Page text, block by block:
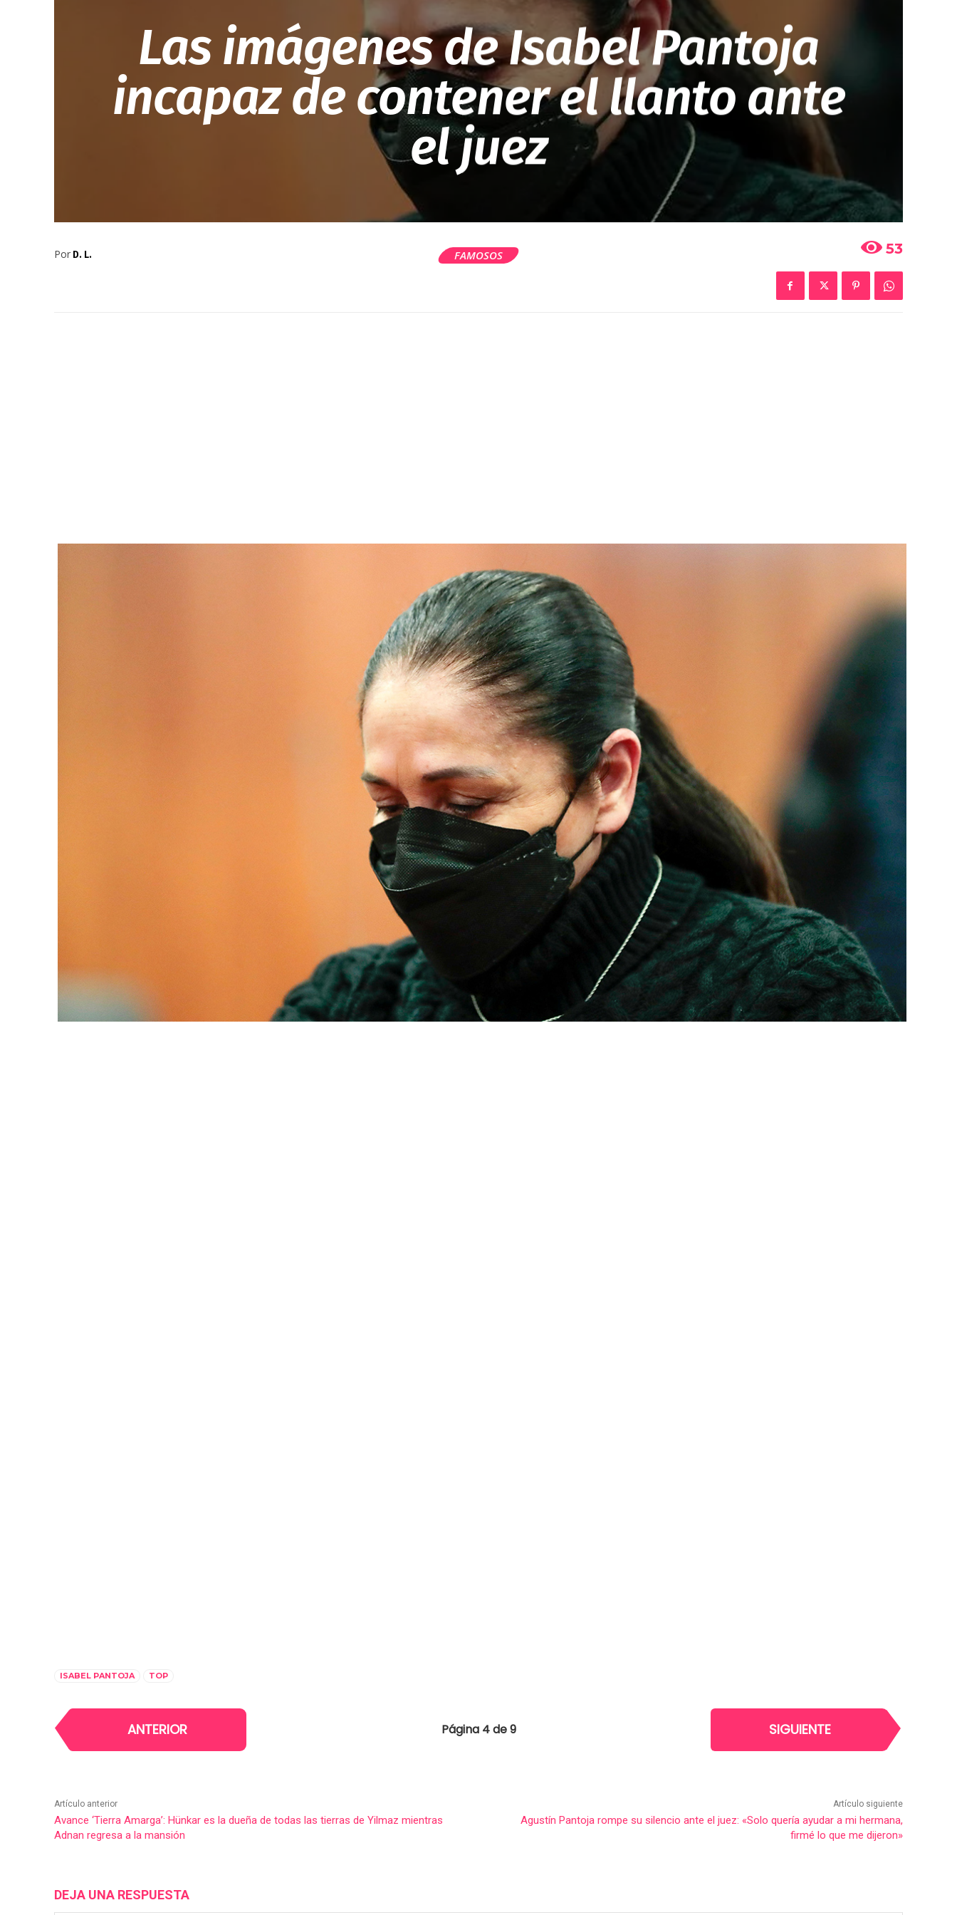
Las imágenes de Isabel Pantoja
incapaz de contener el llanto ante
el juez
Por D. L. FAMOSOS 53
ISABEL PANTOJA TOP
ANTERIOR Página 4 de 9 SIGUIENTE
Artículo anterior
Avance ‘Tierra Amarga’: Hünkar es la dueña de todas las tierras de Yilmaz mientras
Adnan regresa a la mansión
Artículo siguiente
Agustín Pantoja rompe su silencio ante el juez: «Solo quería ayudar a mi hermana,
firmé lo que me dijeron»
DEJA UNA RESPUESTA